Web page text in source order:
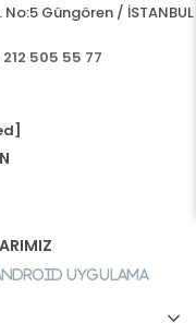
Güngören / İSTANBUL
505 55 77
Uygulama